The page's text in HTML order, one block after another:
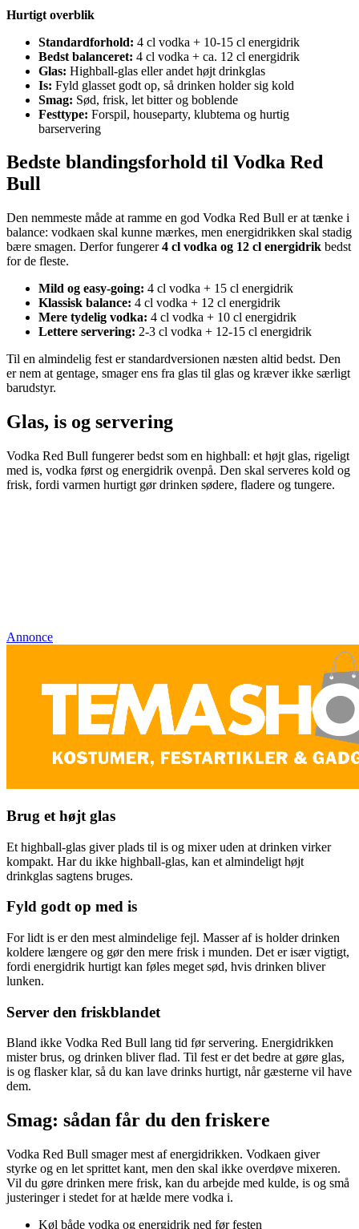
Hurtigt overblik
Standardforhold: 4 cl vodka + 10-15 cl energidrik
Bedst balanceret: 4 cl vodka + ca. 12 cl energidrik
Glas: Highball-glas eller andet højt drinkglas
Is: Fyld glasset godt op, så drinken holder sig kold
Smag: Sød, frisk, let bitter og boblende
Festtype: Forspil, houseparty, klubtema og hurtig
barservering
Bedste blandingsforhold til Vodka Red
Bull
Den nemmeste måde at ramme en god Vodka Red Bull er at tænke i
balance: vodkaen skal kunne mærkes, men energidrikken skal stadig
bære smagen. Derfor fungerer4 cl vodka og 12 cl energidrik bedst
for de fleste.
Mild og easy-going: 4 cl vodka + 15 cl energidrik
Klassisk balance: 4 cl vodka + 12 cl energidrik
Mere tydelig vodka: 4 cl vodka + 10 cl energidrik
Lettere servering: 2-3 cl vodka + 12-15 cl energidrik
Til en almindelig fest er standardversionen næsten altid bedst. Den
er nem at gentage, smager ens fra glas til glas og kræver ikke særligt
barudstyr.
Glas, is og servering
Vodka Red Bull fungerer bedst som en highball: et højt glas, rigeligt
med is, vodka først og energidrik ovenpå. Den skal serveres kold og
frisk, fordi varmen hurtigt gør drinken sødere, fladere og tungere.
Annonce
Brug et højt glas
Et highball-glas giver plads til is og mixer uden at drinken virker
kompakt. Har du ikke highball-glas, kan et almindeligt højt
drinkglas sagtens bruges.
Fyld godt op med is
For lidt is er den mest almindelige fejl. Masser af is holder drinken
koldere længere og gør den mere frisk i munden. Det er især vigtigt,
fordi energidrik hurtigt kan føles meget sød, hvis drinken bliver
lunken.
Server den friskblandet
Bland ikke Vodka Red Bull lang tid før servering. Energidrikken
mister brus, og drinken bliver flad. Til fest er det bedre at gøre glas,
is og flasker klar, så du kan lave drinks hurtigt, når gæsterne vil have
dem.
Smag: sådan får du den friskere
Vodka Red Bull smager mest af energidrikken. Vodkaen giver
styrke og en let sprittet kant, men den skal ikke overdøve mixeren.
Vil du gøre drinken mere frisk, kan du arbejde med kulde, is og små
justeringer i stedet for at hælde mere vodka i.
Køl både vodka og energidrik ned før festen